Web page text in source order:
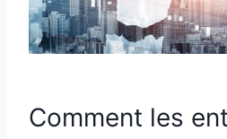
Comment les